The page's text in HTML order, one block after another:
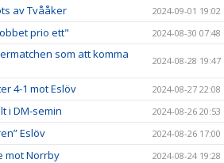
av Tvååker 2024-09-01 19:02
prio ett" 2024-08-30 07:48
som att komma
2024-08-28 19:47
4-1 mot Eslöv 2024-08-27 22:08
i DM-semin 2024-08-26 20:53
Eslöv 2024-08-26 17:00
mot Norrby 2024-08-24 19:28